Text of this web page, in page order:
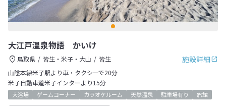
大江戸温泉物語 かいけ
施設詳細
鳥取県 皆生・米子・大山
皆生
山陰本線米子駅より車・タクシーで20分
米子自動車道米子インターより15分
大浴場 ゲームコーナー カラオケルーム 天然温泉 駐車場有り 旅館